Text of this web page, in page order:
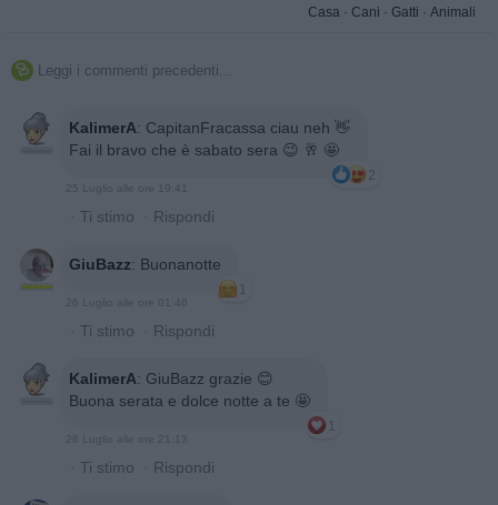
Casa · Cani · Gatti · Animali
 Leggi i commenti precedenti...
KalimerA: CapitanFracassa ciau neh 👋
Fai il bravo che è sabato sera 😉 🥂 🤩
2
25 Luglio alle ore 19:41
· Ti stimo · Rispondi
GiuBazz: Buonanotte
1
· Ti stimo · Rispondi
KalimerA: GiuBazz grazie 😊
Buona serata e dolce notte a te 🤩
1
· Ti stimo · Rispondi